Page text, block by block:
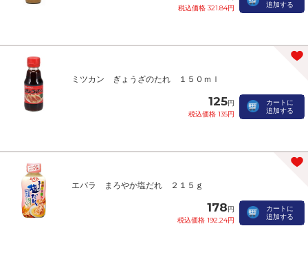
税込価格 321.84円
追加する
ミツカン ぎょうざのたれ １５０ｍｌ
125円
税込価格 135円
カートに
追加する
エバラ まろやか塩だれ ２１５ｇ
178円
税込価格 192.24円
カートに
追加する